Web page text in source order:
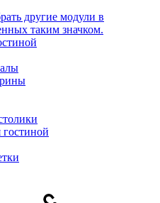
другие модули в
таким значком.